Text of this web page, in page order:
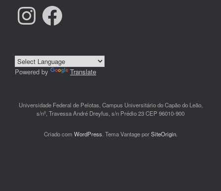
Instagram Facebook
Powered by Translate
Universidade Federal de Pelotas, Campus Universitário do Capão do Leão,
s/nº, Travessa André Dreyfus, s/n Prédio 23 CEP 96010-900
Criado com WordPress. Tema Vantage porSiteOrigin.